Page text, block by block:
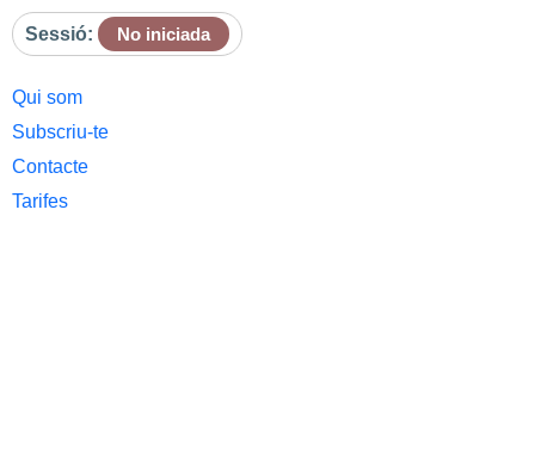
Sessió: No iniciada
Qui som
Subscriu-te
Contacte
Tarifes